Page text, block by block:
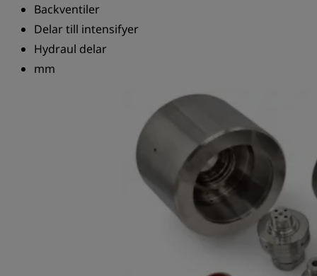
Backventiler
Delar till intensifyer
Hydraul delar
mm